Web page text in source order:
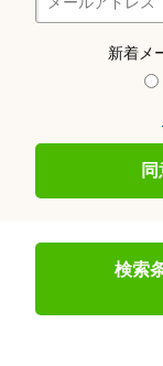
新着メ
検索